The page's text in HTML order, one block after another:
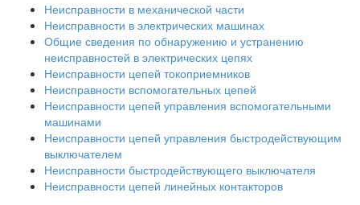
Неисправности в механической части
Неисправности в электрических машинах
Общие сведения по обнаружению и устранению
неисправностей в электрических цепях
Неисправности цепей токоприемников
Неисправности вспомогательных цепей
Неисправности цепей управления вспомогательными
машинами
Неисправности цепей управления быстродействующим
выключателем
Неисправности быстродействующего выключателя
Неисправности цепей линейных контакторов